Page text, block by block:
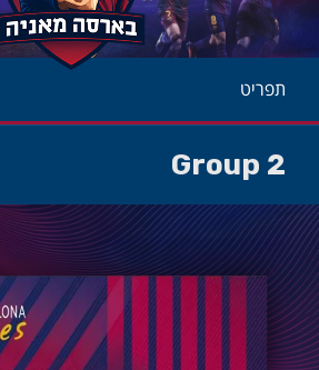
תפריט
Group 2